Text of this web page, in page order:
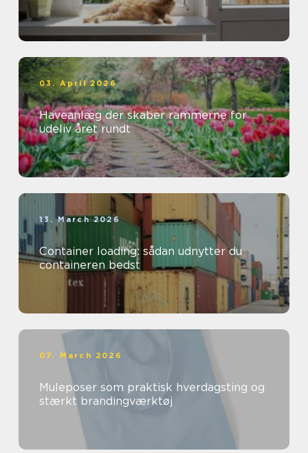
03. April 2026
Haveanlæg der skaber rammerne for
udeliv året rundt
13. March 2026
Container loading: sådan udnytter du
containeren bedst
07. March 2026
Muleposer som praktisk hverdagsting og
stærkt brandingværktøj